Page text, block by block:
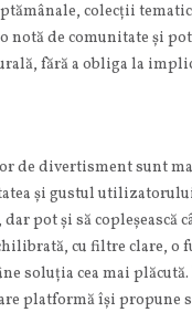
colecții
notă de comunitate și
fără a obliga la
de divertisment sunt
și gustul
pot și să copleșească
cu filtre clare, o
soluția cea mai
platformă își propune